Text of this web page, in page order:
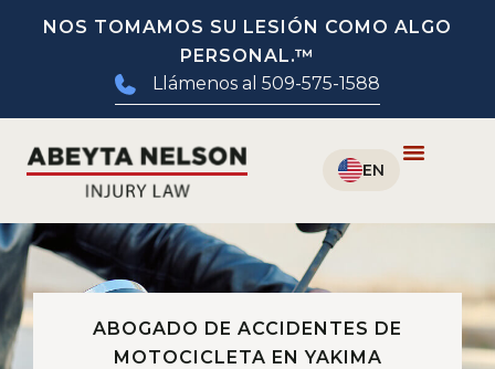
NOS TOMAMOS SU LESIÓN COMO ALGO
PERSONAL.™
Llámenos al 509-575-1588
ABOGADO DE ACCIDENTES DE
MOTOCICLETA EN YAKIMA